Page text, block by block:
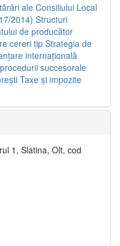
ale Consiliului Local
2014) Structuri
de producător
cereri tipStrategia de
internaţională
succesorale
Taxe şi impozite
1, Slatina, Olt, cod